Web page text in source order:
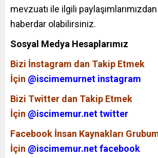
mevzuatı ile ilgili paylaşımlarımızdan
haberdar olabilirsiniz.
Sosyal Medya Hesaplarımız
Bizi İnstagram dan Takip Etmek
İçin @iscimemurnet instagram
Bizi Twitter dan Takip Etmek
İçin @iscimemur.net twitter
Facebook İnsan Kaynakları
İçin @iscimemur.net facebook